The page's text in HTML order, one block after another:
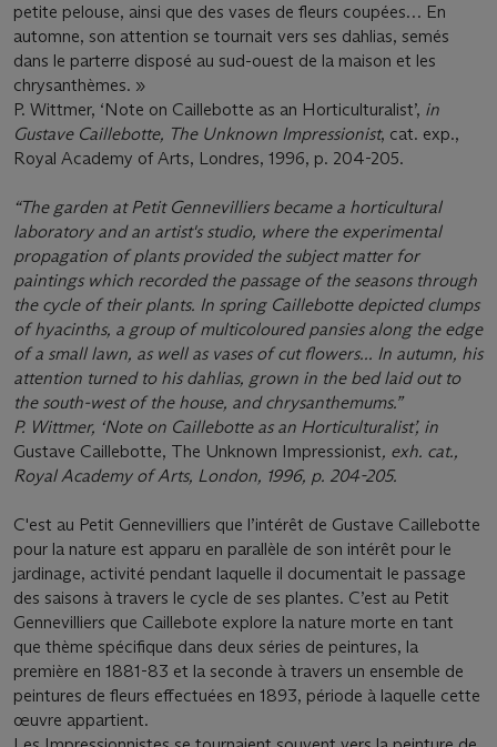
petite pelouse, ainsi que des vases de fleurs coupées… En
automne, son attention se tournait vers ses dahlias, semés
dans le parterre disposé au sud-ouest de la maison et les
chrysanthèmes. »
P. Wittmer, ‘Note on Caillebotte as an Horticulturalist’, in
Gustave Caillebotte, The Unknown Impressionist, cat. exp.,
Royal Academy of Arts, Londres, 1996, p. 204-205.
“The garden at Petit Gennevilliers became a horticultural
laboratory and an artist's studio, where the experimental
propagation of plants provided the subject matter for
paintings which recorded the passage of the seasons through
the cycle of their plants. In spring Caillebotte depicted clumps
of hyacinths, a group of multicoloured pansies along the edge
of a small lawn, as well as vases of cut flowers... In autumn, his
attention turned to his dahlias, grown in the bed laid out to
the south-west of the house, and chrysanthemums.”
P. Wittmer, ‘Note on Caillebotte as an Horticulturalist’, in
Gustave Caillebotte, The Unknown Impressionist, exh. cat.,
Royal Academy of Arts, London, 1996, p. 204-205.
C'est au Petit Gennevilliers que l’intérêt de Gustave Caillebotte
pour la nature est apparu en parallèle de son intérêt pour le
jardinage, activité pendant laquelle il documentait le passage
des saisons à travers le cycle de ses plantes. C’est au Petit
Gennevilliers que Caillebote explore la nature morte en tant
que thème spéciﬁque dans deux séries de peintures, la
première en 1881-83 et la seconde à travers un ensemble de
peintures de ﬂeurs effectuées en 1893, période à laquelle cette
œuvre appartient.